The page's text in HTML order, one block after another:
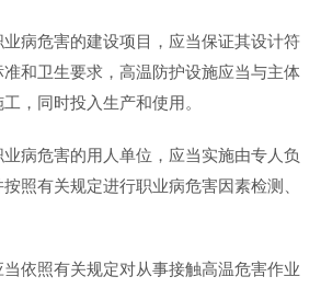
业病危害的建设项目，应当保证其设计符
和卫生要求，高温防护设施应当与主体
，同时投入生产和使用。
业病危害的用人单位，应当实施由专人负
照有关规定进行职业病危害因素检测、
当依照有关规定对从事接触高温危害作业